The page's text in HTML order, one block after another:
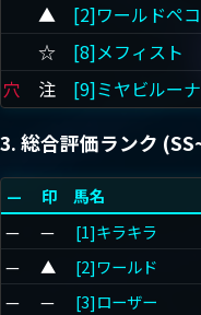
▲
[2]ワールドペコ
☆
[8]メフィスト
穴
注 [9]ミヤビルーナ
3. 総合評価ランク
— 印 馬名
—
— [1]キラキラ
—
▲ [2]ワールド
—
— [3]ローザー